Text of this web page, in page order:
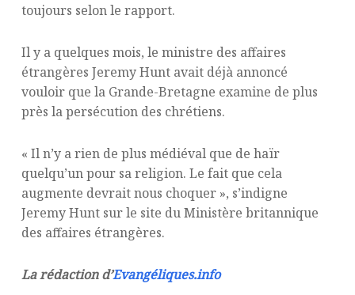
toujours selon le rapport.
Il y a quelques mois, le ministre des affaires
étrangères Jeremy Hunt avait déjà annoncé
vouloir que la Grande-Bretagne examine de plus
près la persécution des chrétiens.
« Il n’y a rien de plus médiéval que de haïr
quelqu’un pour sa religion. Le fait que cela
augmente devrait nous choquer », s’indigne
Jeremy Hunt sur le site du Ministère britannique
des affaires étrangères.
La rédaction d’Evangéliques.info